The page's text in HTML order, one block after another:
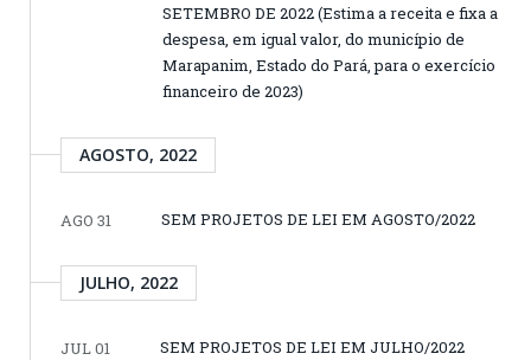
SETEMBRO DE 2022 (Estima a receita e fixa a
despesa, em igual valor, do município de
Marapanim, Estado do Pará, para o exercício
financeiro de 2023)
AGOSTO, 2022
AGO 31 SEM PROJETOS DE LEI EM AGOSTO/2022
JULHO, 2022
JUL 01 SEM PROJETOS DE LEI EM JULHO/2022